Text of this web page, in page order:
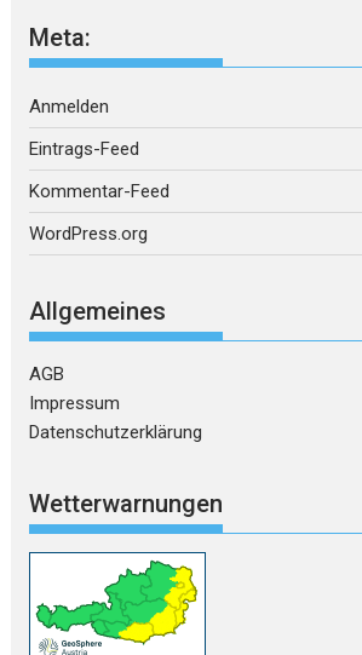
Meta:
Anmelden
Eintrags-Feed
Kommentar-Feed
WordPress.org
Allgemeines
AGB
Impressum
Datenschutzerklärung
Wetterwarnungen